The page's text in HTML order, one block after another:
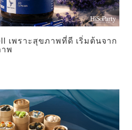
เพราะสุขภาพที่ดี เริ่มต้นจาก
พ